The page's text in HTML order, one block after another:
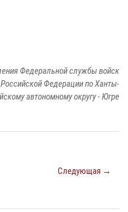
Федеральной службы войск
Федерации по Ханты-
автономному округу - Югре
Следующая →